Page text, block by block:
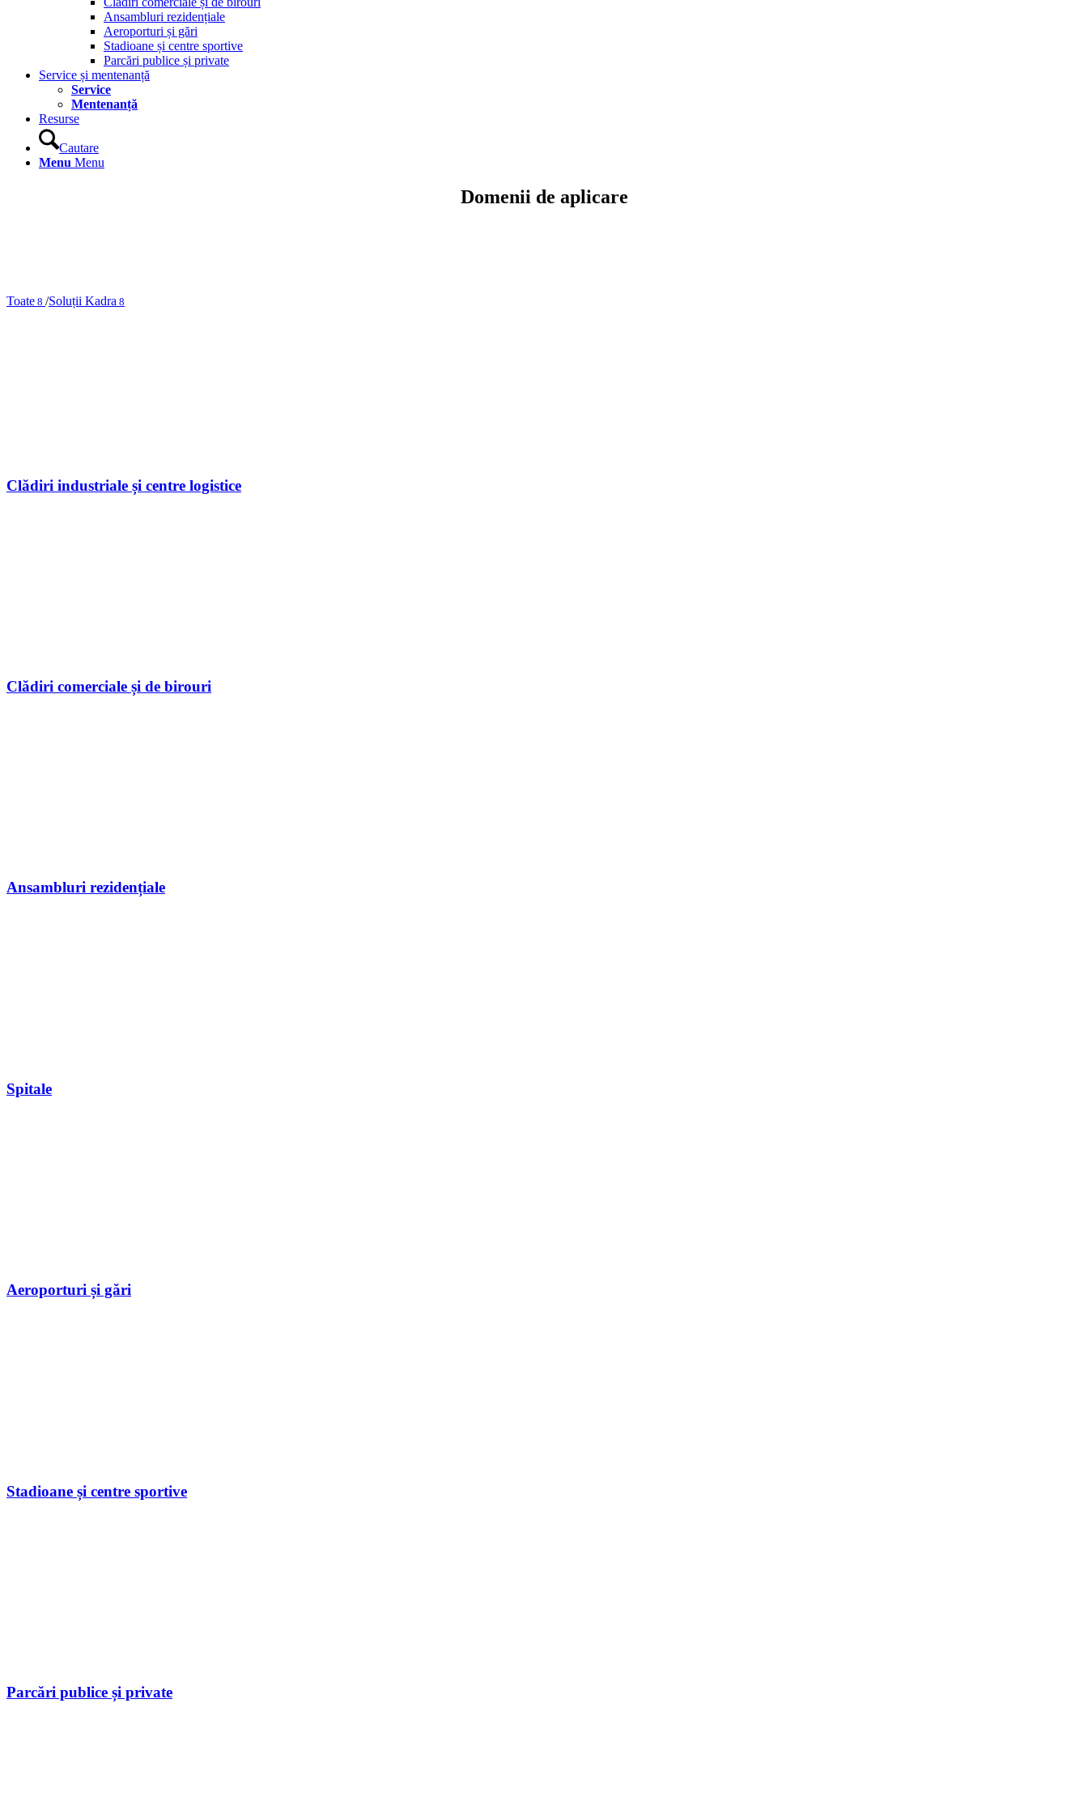
Ansambluri rezidențiale
Aeroporturi și gări
Stadioane și centre sportive
Parcări publice și private
Service și mentenanță
Service
Mentenanță
Resurse
Cautare
Menu Menu
Domenii de aplicare
Toate 8 /Soluții Kadra 8
Clădiri industriale și centre logistice
Clădiri comerciale și de birouri
Ansambluri rezidențiale
Spitale
Aeroporturi și gări
Stadioane și centre sportive
Parcări publice și private